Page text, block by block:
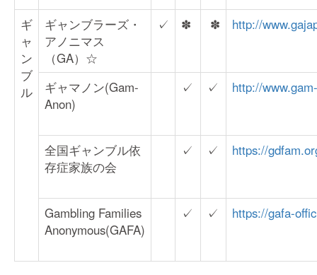
ギ
ャ
ン
ブ
ル
ギャンブラーズ・
アノニマス
（GA）☆
✓ ✽ ✽ http://
ギャマノン(Gam-
Anon)
✓ ✓ http://
全国ギャンブル依
存症家族の会
✓ ✓ https://
Gambling Families
Anonymous(GAFA)
✓ ✓ https://gafa-